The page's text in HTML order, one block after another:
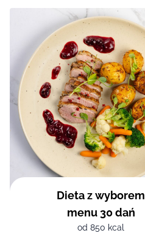
Dieta z wyborem
menu 30 dań
od 850 kcal